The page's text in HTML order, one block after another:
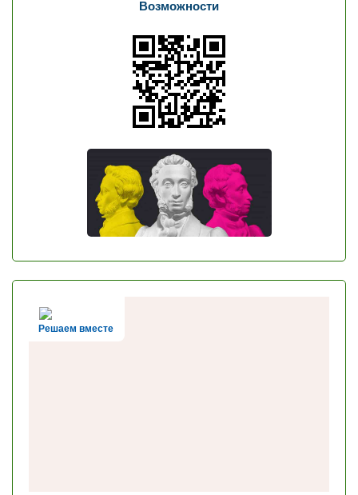
Возможности
Решаем вместе